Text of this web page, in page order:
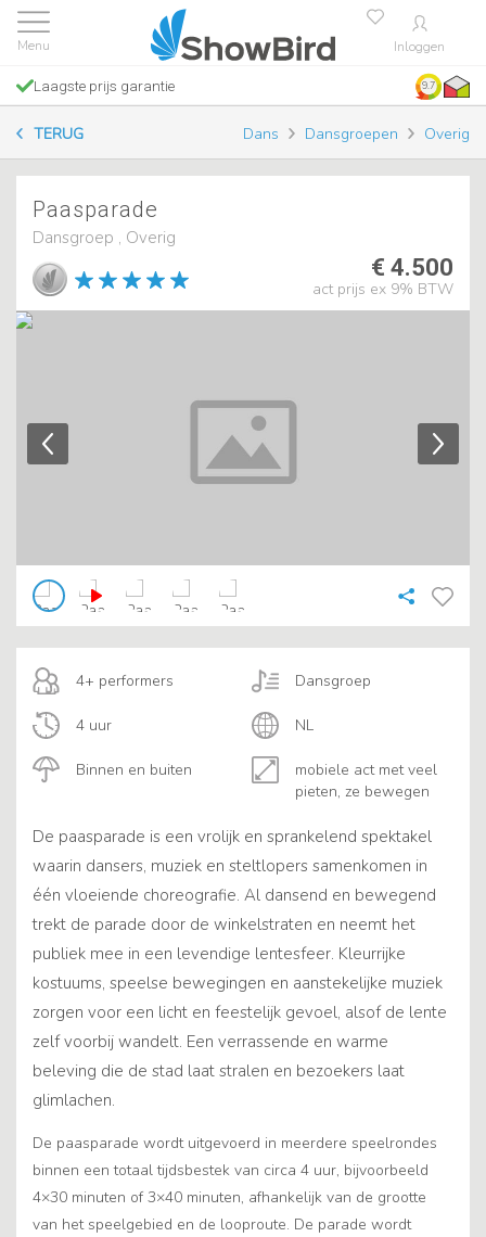
Inloggen
Laagste prijs garantie 9.7
TERUG Dans Dansgroepen Overig
Paasparade
Dansgroep , Overig
€ 4.500
act prijs ex 9% BTW
4+ performers
Binnen en buiten
Dansgroep
4 uur
mobiele act met veel
pieten, ze bewegen
NL
De paasparade is een vrolijk en sprankelend spektakel
waarin dansers, muziek en steltlopers samenkomen in
één vloeiende choreografie. Al dansend en bewegend
trekt de parade door de winkelstraten en neemt het
publiek mee in een levendige lentesfeer. Kleurrijke
kostuums, speelse bewegingen en aanstekelijke muziek
zorgen voor een licht en feestelijk gevoel, alsof de lente
zelf voorbij wandelt. Een verrassende en warme
beleving die de stad laat stralen en bezoekers laat
glimlachen.
De paasparade wordt uitgevoerd in meerdere speelrondes
binnen een totaal tijdsbestek van circa 4 uur, bijvoorbeeld
4×30 minuten of 3×40 minuten, afhankelijk van de grootte
van het speelgebied en de looproute. De parade wordt